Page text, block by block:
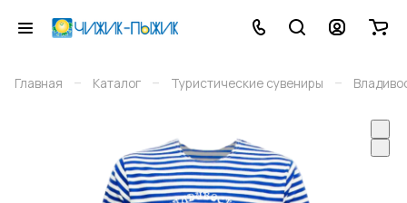
Главная – Каталог – Туристические сувениры –